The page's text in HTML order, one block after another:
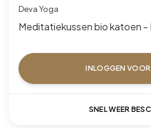
Deva Yoga
Meditatiekussen bio katoen -
INLOGGEN VOOR
SNEL WEER